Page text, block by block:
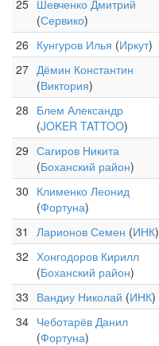
25 Шевченко Дмитрий
(Сервико)
26 Кунгуров Илья (Иркут)
27 Дёмин Константин
(Виктория)
28 Блем Александр
(JOKER TATTOO)
29 Сагиров Никита
(Боханский район)
30 Клименко Леонид
(Фортуна)
31 Ларионов Семен (ИНК)
32 Хонгодоров Кирилл
(Боханский район)
33 Вандиу Николай (ИНК)
34 Чеботарёв Данил
(Фортуна)